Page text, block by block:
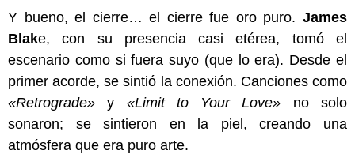
Y bueno, el cierre… el cierre fue oro puro. James
Blake, con su presencia casi etérea, tomó el
escenario como si fuera suyo (que lo era). Desde el
primer acorde, se sintió la conexión. Canciones como
«Retrograde» y «Limit to Your Love» no solo
sonaron; se sintieron en la piel, creando una
atmósfera que era puro arte.